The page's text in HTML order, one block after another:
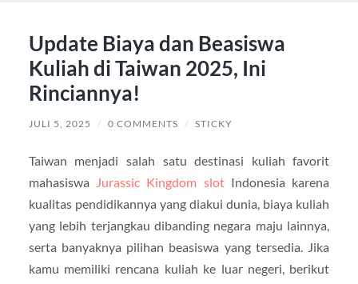
Update Biaya dan Beasiswa
Kuliah di Taiwan 2025, Ini
Rinciannya!
JULI 5, 2025 / 0 COMMENTS / STICKY
Taiwan menjadi salah satu destinasi kuliah favorit
mahasiswa
Jurassic Kingdom slotIndonesia karena
kualitas pendidikannya yang diakui dunia, biaya kuliah
yang lebih terjangkau dibanding negara maju lainnya,
serta banyaknya pilihan beasiswa yang tersedia. Jika
kamu memiliki rencana kuliah ke luar negeri, berikut